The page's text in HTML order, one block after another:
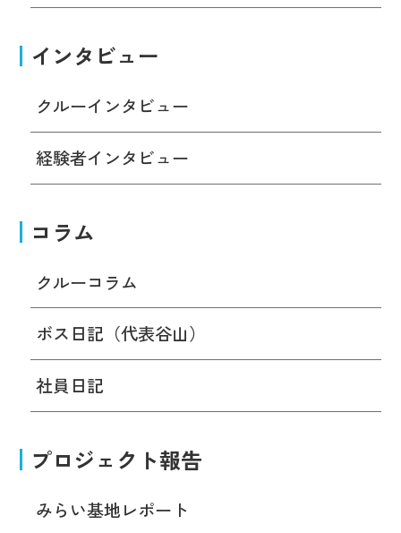
インタビュー
クルーインタビュー
経験者インタビュー
コラム
クルーコラム
ボス日記（代表谷山）
社員日記
プロジェクト報告
みらい基地レポート